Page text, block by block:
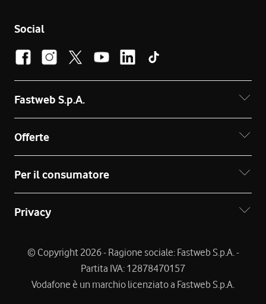
Social
Fastweb S.p.A.
Offerte
Per il consumatore
Privacy
© Copyright 2026 - Ragione sociale: Fastweb S.p.A. -
Partita IVA: 12878470157
Vodafone è un marchio licenziato a Fastweb S.p.A.